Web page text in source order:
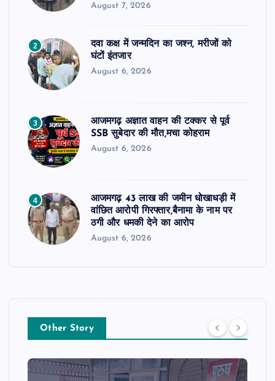
August 7, 2026
2
दवा कक्ष में जन्मदिन का जश्न, मरीजों को
घंटों इंतजार
August 6, 2026
3
आजमगढ़ अज्ञात वाहन की टक्कर से पूर्व
SSB सुबेदार की मौत,मचा कोहराम
August 6, 2026
4
आजमगढ़ 43 लाख की जमीन धोखाधड़ी में
वांछित आरोपी गिरफ्तार,बैनामा के नाम पर
ठगी और धमकी देने का आरोप
August 6, 2026
Other Story